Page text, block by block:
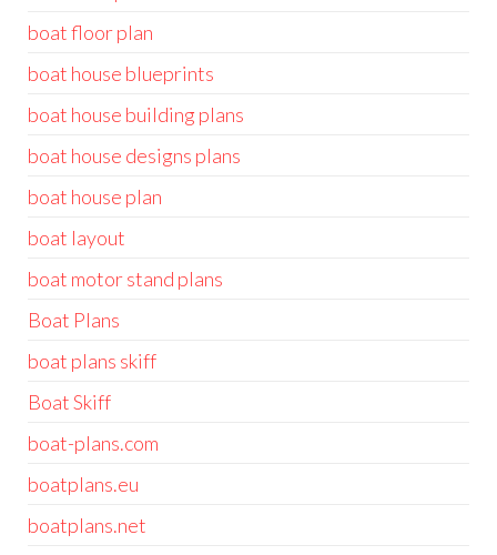
boat floor plan
boat house blueprints
boat house building plans
boat house designs plans
boat house plan
boat layout
boat motor stand plans
Boat Plans
boat plans skiff
Boat Skiff
boat-plans.com
boatplans.eu
boatplans.net